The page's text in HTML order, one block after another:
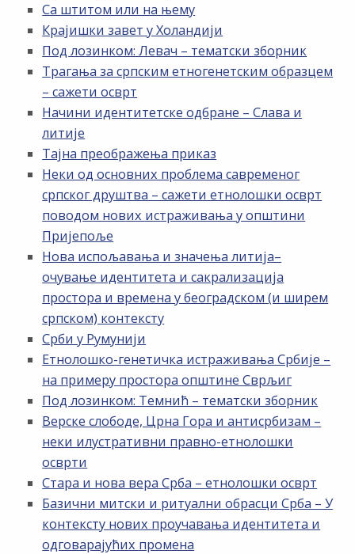
Са штитом или на њему
Крајишки завет у Холандији
Под лозинком: Левач – тематски зборник
Трагања за српским етногенетским образцем
– сажети осврт
Начини идентитетске одбране – Слава и
литије
Тајна преображења приказ
Неки од основних проблема савременог
српског друштва – сажети етнолошки осврт
поводом нових истраживања у општини
Пријепоље
Нова испољавања и значења литија–
очување идентитета и сакрализација
простора и времена у београдском (и ширем
српском) контексту
Срби у Румунији
Етнолошко-генетичка истраживања Србије –
на примеру простора општине Сврљиг
Под лозинком: Темнић – тематски зборник
Верске слободе, Црна Гора и антисрбизам –
неки илустративни правно-етнолошки
осврти
Стара и нова вера Срба – етнолошки осврт
Базични митски и ритуални обрасци Срба – У
контексту нових проучавања идентитета и
одговарајућих промена